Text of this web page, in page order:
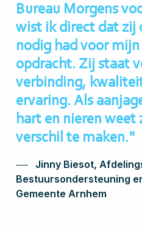
Bureau Morgens
wist ik direct dat zij
nodig had voor
opdracht. Zij staat
verbinding,
ervaring. Als
hart en nieren weet
verschil te maken."
Jinny Biesot,
Bestuursondersteuning
Gemeente Arnhem